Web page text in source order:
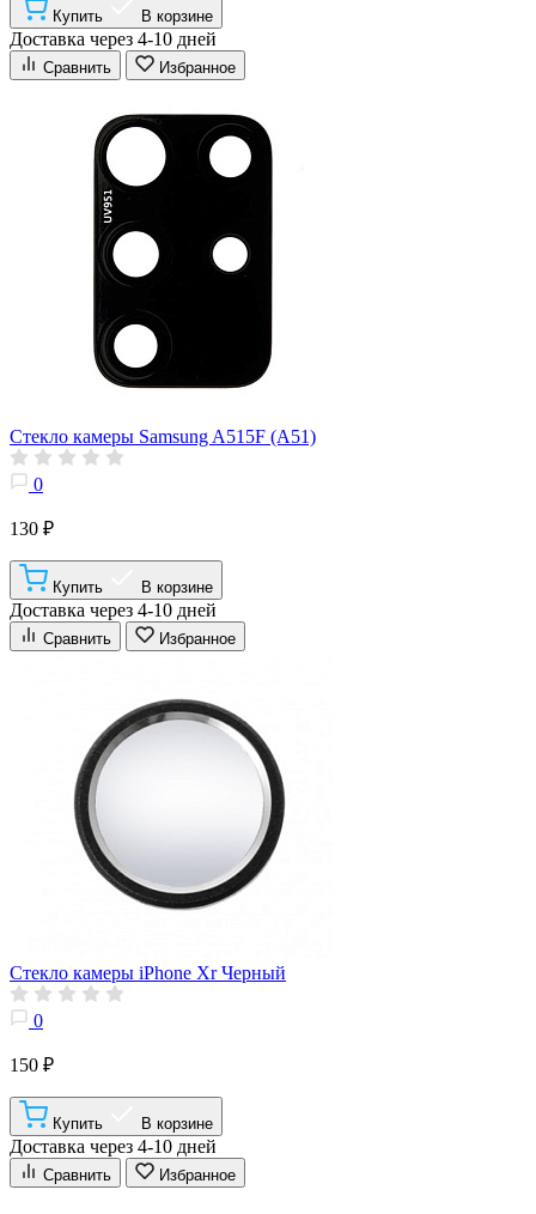
Купить В корзине
Доставка через 4-10 дней
Сравнить Избранное
Стекло камеры Samsung A515F (A51)
0
130 ₽
Купить В корзине
Доставка через 4-10 дней
Сравнить Избранное
Стекло камеры iPhone Xr Черный
0
150 ₽
Купить В корзине
Доставка через 4-10 дней
Сравнить Избранное